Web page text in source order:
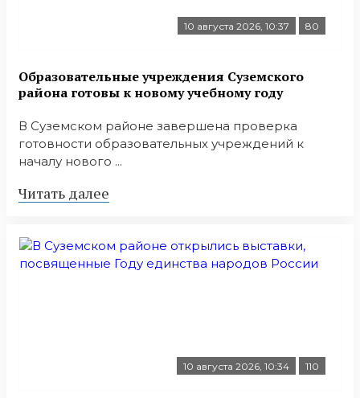
10 августа 2026, 10:37 80
Образовательные учреждения Суземского
района готовы к новому учебному году
В Суземском районе завершена проверка
готовности образовательных учреждений к
началу нового ...
Читать далее
10 августа 2026, 10:34 110